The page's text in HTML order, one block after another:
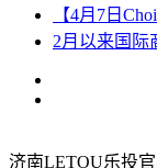
【4月7日
2月以来国际
济南LETOU乐投